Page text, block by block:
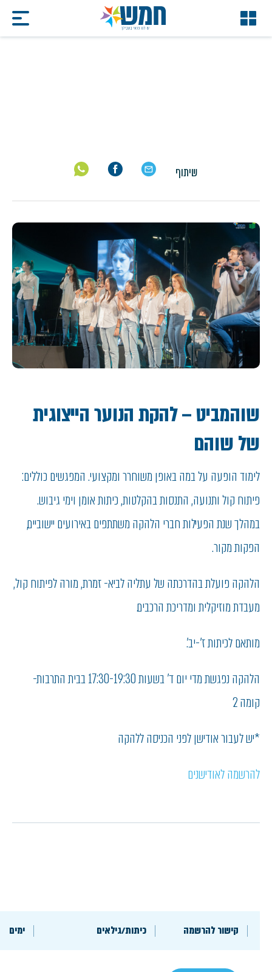
שיתוף
שוהמביט – להקת הנוער הייצוגית
של שוהם
לימוד הופעה על במה באופן משוחרר ומקצועי. המפגשים כוללים:
פיתוח קול ותנועה, התנסות בהקלטות, כיתות אומן וימי גיבוש.
במהלך שנת הפעילות חברי הלהקה משתתפים באירועים יישוביים,
הפקות מקור.
הלהקה פועלת בהדרכתה של עתליה לביא- זמרת, מורה לפיתוח קול,
מעבדת מוזיקלית ומדריכת הרכבים.
מותאם לכיתות ז'-יב'.
הלהקה נפגשת מדי יום ד' בשעות 17:30-19:30 בבית התרבות-
קומה 2
*יש לעבור אודישן לפני הכניסה ללהקה
להרשמה לאודישנים
קישור להרשמה כיתות/גילאים ימים